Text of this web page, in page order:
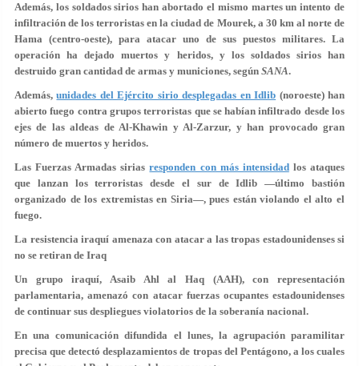
Además, los soldados sirios han abortado el mismo martes un intento de
infiltración de los terroristas en la ciudad de Mourek, a 30 km al norte de
Hama (centro-oeste), para atacar uno de sus puestos militares. La
operación ha dejado muertos y heridos, y los soldados sirios han
destruido gran cantidad de armas y municiones, según SANA.
Además,unidades del Ejército sirio desplegadas en Idlib (noroeste) han
abierto fuego contra grupos terroristas que se habían infiltrado desde los
ejes de las aldeas de Al-Khawin y Al-Zarzur, y han provocado gran
número de muertos y heridos.
Las Fuerzas Armadas siriasresponden con más intensidadlos ataques
que lanzan los terroristas desde el sur de Idlib —último bastión
organizado de los extremistas en Siria—, pues están violando el alto el
fuego.
La resistencia iraquí amenaza con atacar a las tropas estadounidenses si
no se retiran de Iraq
Un grupo iraquí, Asaib Ahl al Haq (AAH), con representación
parlamentaria, amenazó con atacar fuerzas ocupantes estadounidenses
de continuar sus despliegues violatorios de la soberanía nacional.
En una comunicación difundida el lunes, la agrupación paramilitar
precisa que detectó desplazamientos de tropas del Pentágono, a los cuales